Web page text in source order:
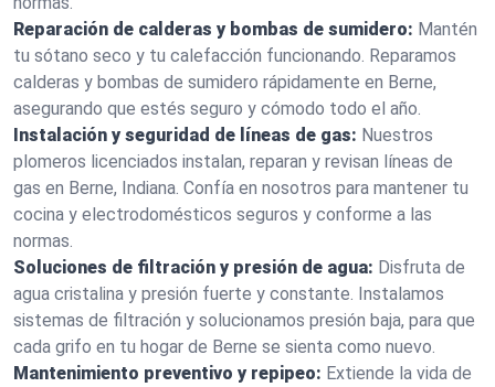
Reparación de calderas y bombas de sumidero: Mantén
tu sótano seco y tu calefacción funcionando. Reparamos
calderas y bombas de sumidero rápidamente en Berne,
asegurando que estés seguro y cómodo todo el año.
Instalación y seguridad de líneas de gas: Nuestros
plomeros licenciados instalan, reparan y revisan líneas de
gas en Berne, Indiana. Confía en nosotros para mantener tu
cocina y electrodomésticos seguros y conforme a las
normas.
Soluciones de filtración y presión de agua: Disfruta de
agua cristalina y presión fuerte y constante. Instalamos
sistemas de filtración y solucionamos presión baja, para que
cada grifo en tu hogar de Berne se sienta como nuevo.
Mantenimiento preventivo y repipeo: Extiende la vida de